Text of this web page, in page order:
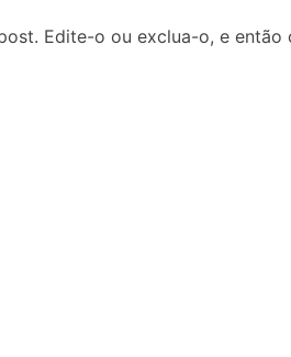
Edite-o ou exclua-o, e então